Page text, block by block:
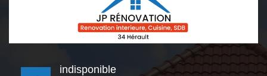
indisponible